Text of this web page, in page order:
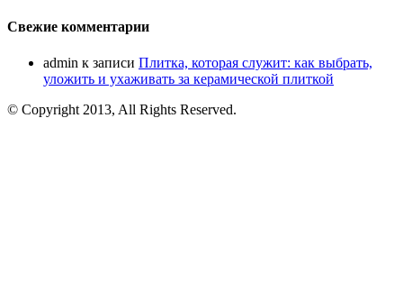
Свежие комментарии
admin к записи Плитка, которая служит: как выбрать,
уложить и ухаживать за керамической плиткой
© Copyright 2013, All Rights Reserved.